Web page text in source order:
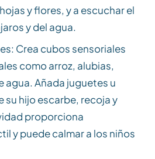
y flores, y a escuchar el
y del agua.
Crea cubos sensoriales
como arroz, alubias,
agua. Añada juguetes u
su hijo escarbe, recoja y
proporciona
y puede calmar a los niños